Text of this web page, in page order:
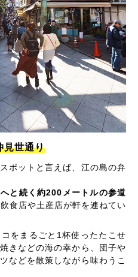
見世通り
ポットと言えば、江の島の弁
と続く約200メートルの参道
食店や土産店が軒を連ねてい
をまるごと1杯使ったたこせ
きなどの海の幸から、団子や
などを散策しながら味わうこ